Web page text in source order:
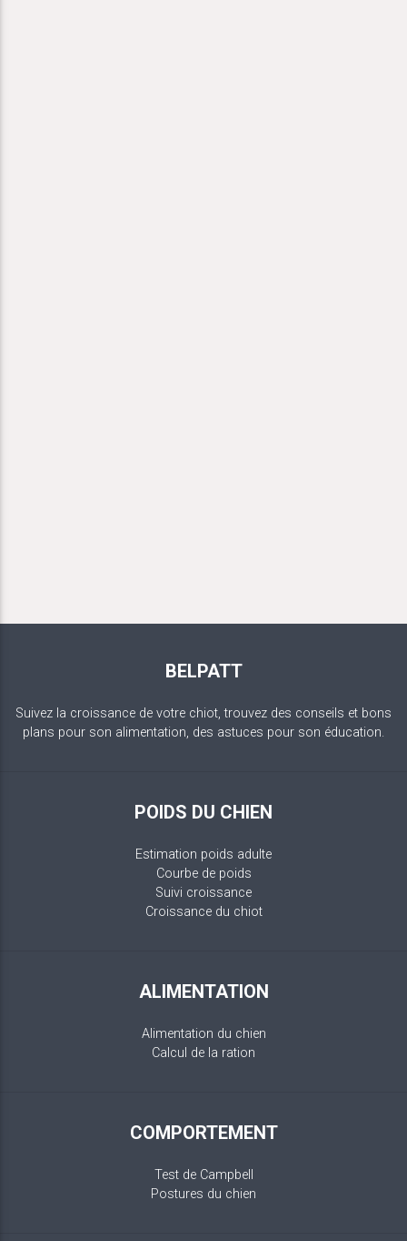
BELPATT
Suivez la croissance de votre chiot, trouvez des conseils et bons
plans pour son alimentation, des astuces pour son éducation.
POIDS DU CHIEN
Estimation poids adulte
Courbe de poids
Suivi croissance
Croissance du chiot
ALIMENTATION
Alimentation du chien
Calcul de la ration
COMPORTEMENT
Test de Campbell
Postures du chien